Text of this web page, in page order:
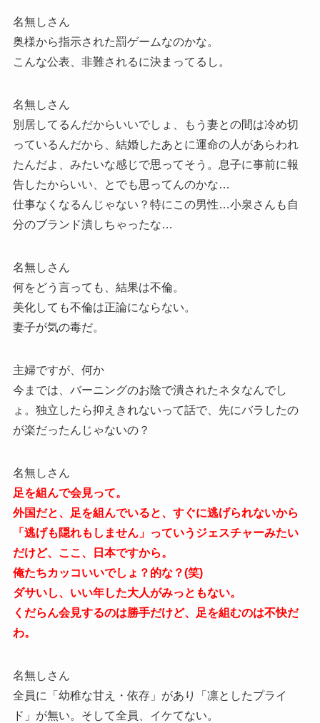
名無しさん
奥様から指示された罰ゲームなのかな。
こんな公表、非難されるに決まってるし。
名無しさん
別居してるんだからいいでしょ、もう妻との間は冷め切
っているんだから、結婚したあとに運命の人があらわれ
たんだよ、みたいな感じで思ってそう。息子に事前に報
告したからいい、とでも思ってんのかな…
仕事なくなるんじゃない？特にこの男性…小泉さんも自
分のブランド潰しちゃったな…
名無しさん
何をどう言っても、結果は不倫。
美化しても不倫は正論にならない。
妻子が気の毒だ。
主婦ですが、何か
今までは、バーニングのお陰で潰されたネタなんでし
ょ。独立したら抑えきれないって話で、先にバラしたの
が楽だったんじゃないの？
名無しさん
足を組んで会見って。
外国だと、足を組んでいると、すぐに逃げられないから
「逃げも隠れもしません」っていうジェスチャーみたい
だけど、ここ、日本ですから。
俺たちカッコいいでしょ？的な？(笑)
ダサいし、いい年した大人がみっともない。
くだらん会見するのは勝手だけど、足を組むのは不快だ
わ。
名無しさん
全員に「幼稚な甘え・依存」があり「凛としたプライ
ド」が無い。そして全員、イケてない。